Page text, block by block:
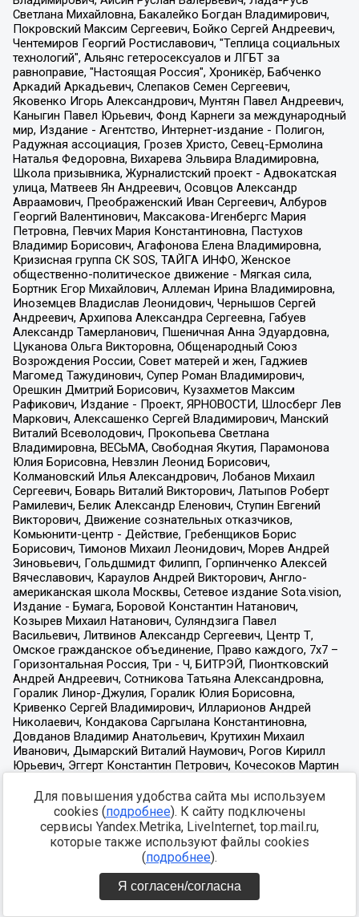
Для повышения удобства сайта мы используем
cookies (подробнее). К сайту подключены
сервисы Yandex.Metrika, LiveInternet, top.mail.ru,
которые также используют файлы cookies
(подробнее).
Я согласен/согласна